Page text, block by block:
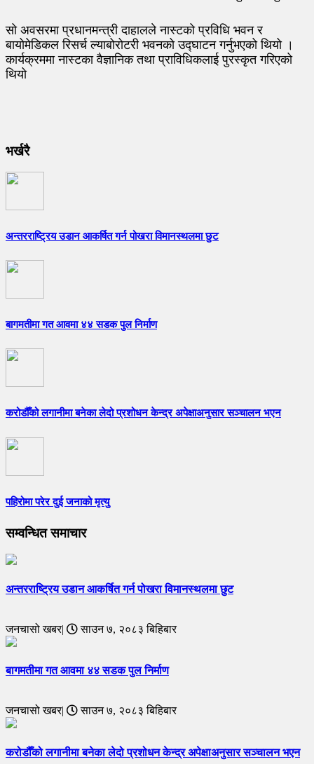
सो अवसरमा प्रधानमन्त्री दाहालले नास्टको प्रविधि भवन र
बायोमेडिकल रिसर्च ल्याबोरोटरी भवनको उद्घाटन गर्नुभएको थियो ।
कार्यक्रममा नास्टका वैज्ञानिक तथा प्राविधिकलाई पुरस्कृत गरिएको
थियो
भर्खरै
अन्तरराष्ट्रिय उडान आकर्षित गर्न पोखरा विमानस्थलमा छुट
बागमतीमा गत आवमा ४४ सडक पुल निर्माण
करोडौँको लगानीमा बनेका लेदो प्रशोधन केन्द्र अपेक्षाअनुसार सञ्चालन भएन
पहिरोमा परेर दुई जनाको मृत्यु
सम्वन्धित समाचार
अन्तरराष्ट्रिय उडान आकर्षित गर्न पोखरा विमानस्थलमा छुट
जनचासो खबर| साउन ७, २०८३ बिहिबार
बागमतीमा गत आवमा ४४ सडक पुल निर्माण
जनचासो खबर| साउन ७, २०८३ बिहिबार
करोडौँको लगानीमा बनेका लेदो प्रशोधन केन्द्र अपेक्षाअनुसार सञ्चालन भएन